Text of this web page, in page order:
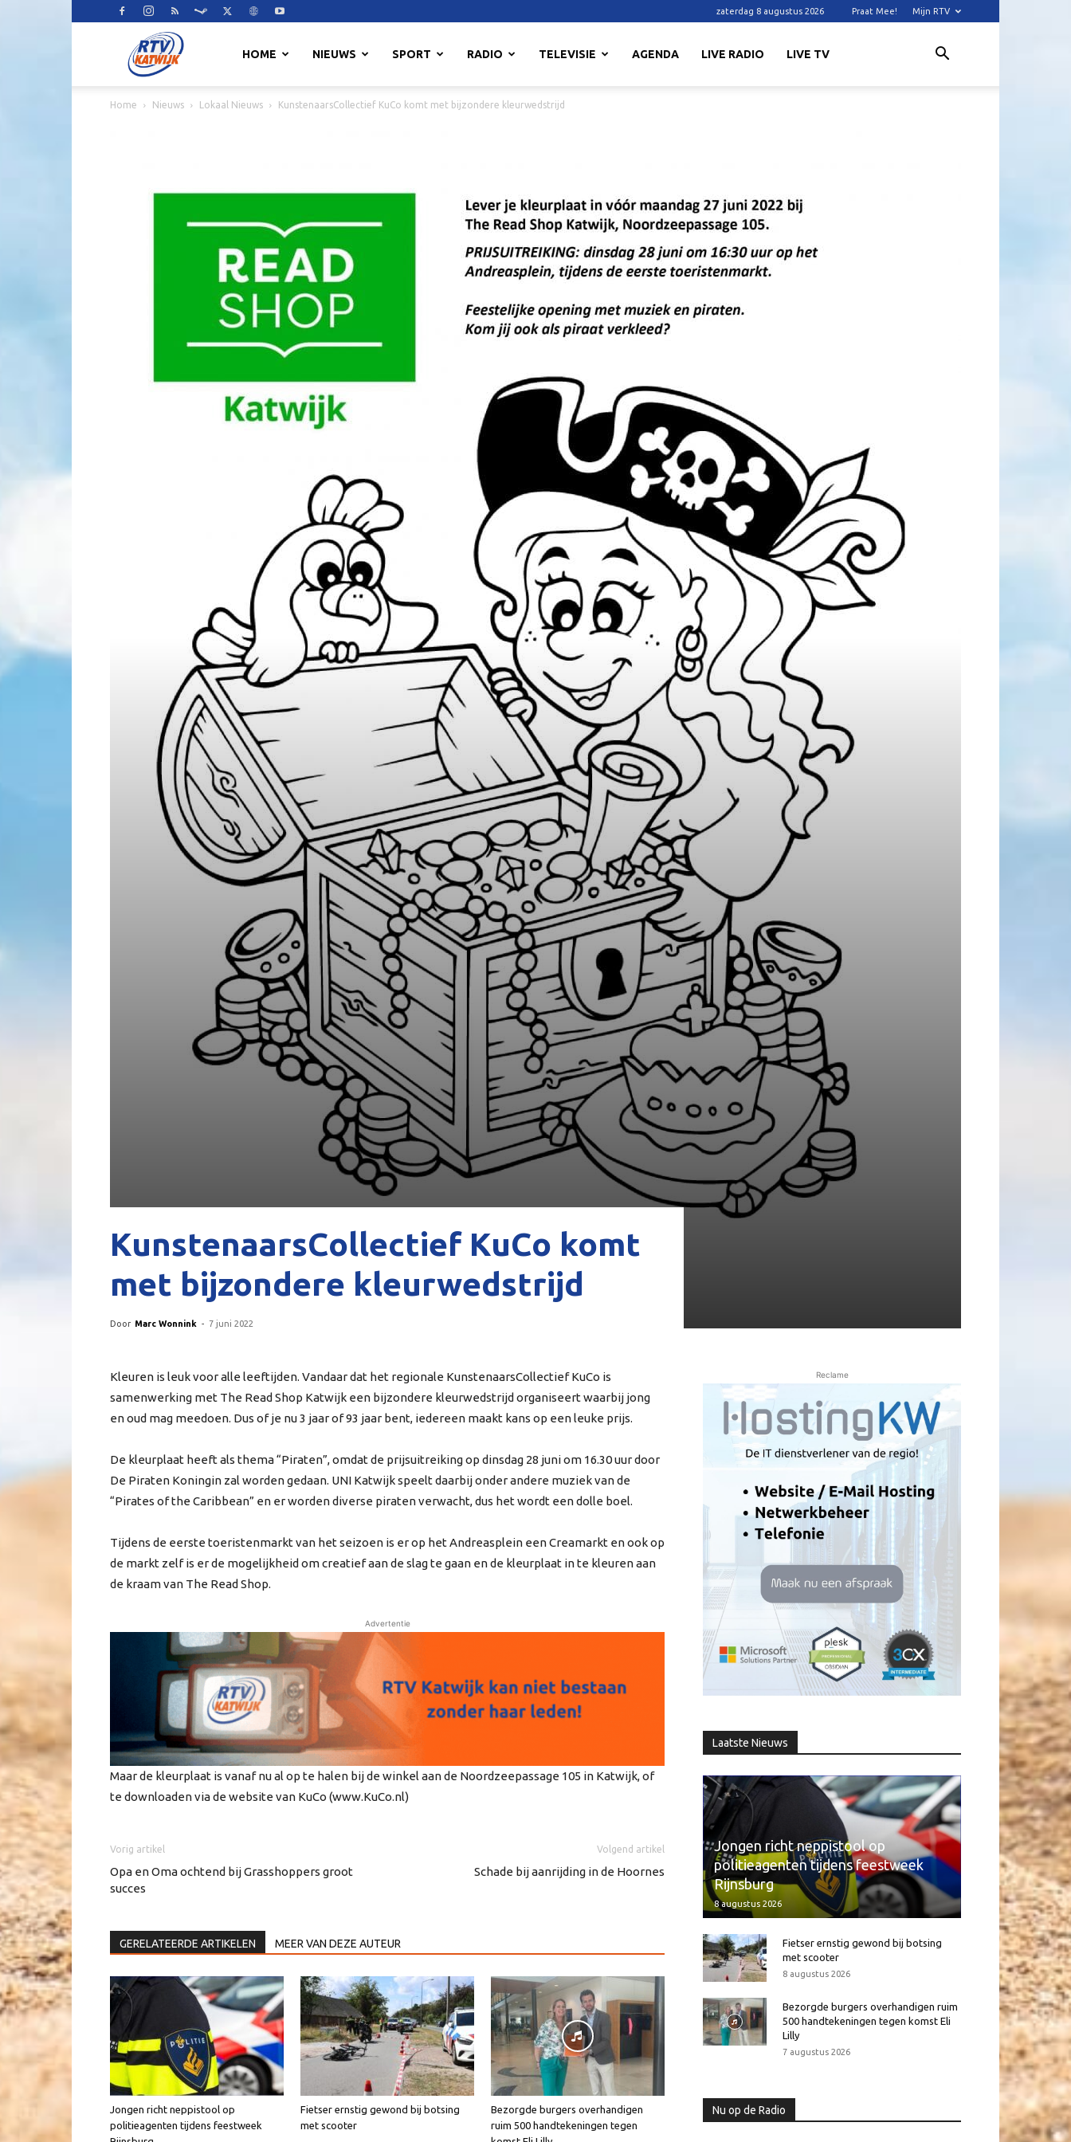
zaterdag 8 augustus 2026 Praat Mee! Mijn RTV
HOME NIEUWS SPORT RADIO TELEVISIE AGENDA LIVE RADIO LIVE TV
Home Nieuws Lokaal Nieuws KunstenaarsCollectief KuCo komt met bijzondere kleurwedstrijd
KunstenaarsCollectief KuCo komt
met bijzondere kleurwedstrijd
Door Marc Wonnink - 7 juni 2022
Kleuren is leuk voor alle leeftijden. Vandaar dat het regionale KunstenaarsCollectief KuCo is
samenwerking met The Read Shop Katwijk een bijzondere kleurwedstrijd organiseert waarbij jong
en oud mag meedoen. Dus of je nu 3 jaar of 93 jaar bent, iedereen maakt kans op een leuke prijs.
De kleurplaat heeft als thema “Piraten”, omdat de prijsuitreiking op dinsdag 28 juni om 16.30 uur door
De Piraten Koningin zal worden gedaan. UNI Katwijk speelt daarbij onder andere muziek van de
“Pirates of the Caribbean” en er worden diverse piraten verwacht, dus het wordt een dolle boel.
Tijdens de eerste toeristenmarkt van het seizoen is er op het Andreasplein een Creamarkt en ook op
de markt zelf is er de mogelijkheid om creatief aan de slag te gaan en de kleurplaat in te kleuren aan
de kraam van The Read Shop.
Advertentie
Maar de kleurplaat is vanaf nu al op te halen bij de winkel aan de Noordzeepassage 105 in Katwijk, of
te downloaden via de website van KuCo (www.KuCo.nl)
Vorig artikel
Opa en Oma ochtend bij Grasshoppers groot
succes
Volgend artikel
Schade bij aanrijding in de Hoornes
GERELATEERDE ARTIKELEN MEER VAN DEZE AUTEUR
Jongen richt neppistool op
politieagenten tijdens feestweek
Fietser ernstig gewond bij botsing
met scooter
Bezorgde burgers overhandigen
ruim 500 handtekeningen tegen
Reclame
Laatste Nieuws
Jongen richt neppistool op
politieagenten tijdens feestweek
Rijnsburg
8 augustus 2026
Fietser ernstig gewond bij botsing
met scooter
8 augustus 2026
Bezorgde burgers overhandigen ruim
500 handtekeningen tegen komst Eli
Lilly
7 augustus 2026
Nu op de Radio